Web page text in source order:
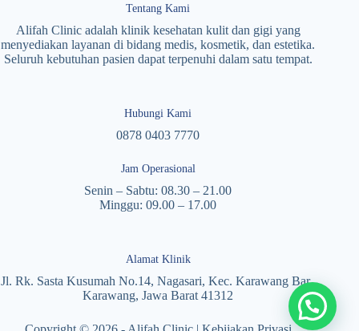
Tentang Kami
Alifah Clinic adalah klinik kesehatan kulit dan gigi yang
menyediakan layanan di bidang medis, kosmetik, dan estetika.
Seluruh kebutuhan pasien dapat terpenuhi dalam satu tempat.
Hubungi Kami
0878 0403 7770
Jam Operasional
Senin – Sabtu: 08.30 – 21.00
Minggu: 09.00 – 17.00
Alamat Klinik
Jl. Rk. Sasta Kusumah No.14, Nagasari, Kec. Karawang Bar.,
Karawang, Jawa Barat 41312